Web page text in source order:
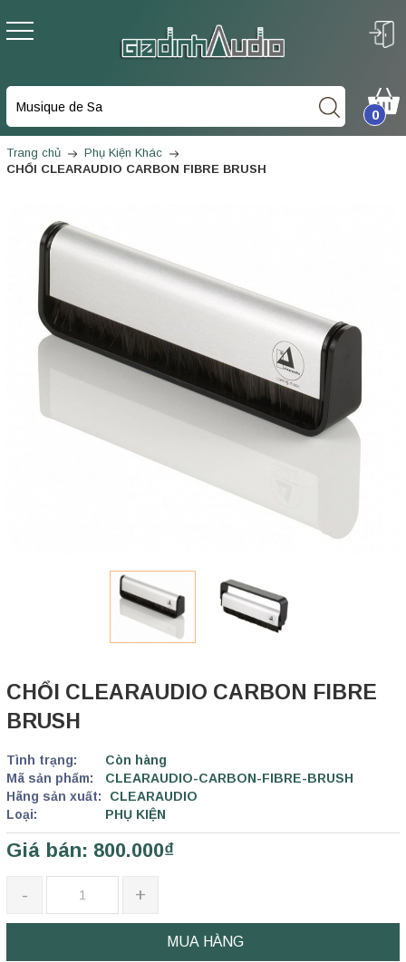
0
Trang chủ
Phụ Kiện Khác
CHỔI CLEARAUDIO CARBON FIBRE BRUSH
CHỔI CLEARAUDIO CARBON FIBRE
BRUSH
Tình trạng:
Còn hàng
Mã sản phẩm:
CLEARAUDIO-CARBON-FIBRE-BRUSH
Hãng sản xuất:
CLEARAUDIO
Loại:
PHỤ KIỆN
Giá bán: 800.000₫
- +
MUA HÀNG